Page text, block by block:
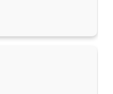
готова. Остались
Ренессанс
работу!